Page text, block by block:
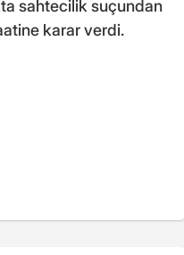
sahtecilik suçundan
karar verdi.